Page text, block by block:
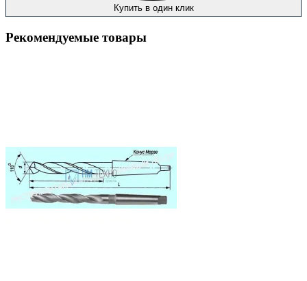
Купить в один клик
Рекомендуемые товары